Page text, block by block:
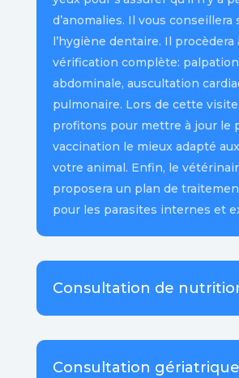
d’anomalies. Il vous conseillera
l’hygiène dentaire. Il procèdera
vérification complète: palpation
abdominale, auscultation
pulmonaire. Lors de cette
profitons pour mettre à jour le
vaccination le mieux adapté
votre animal. Enfin, le
proposera un plan de
pour les parasites internes et
Consultation de
Consultation gériatrique